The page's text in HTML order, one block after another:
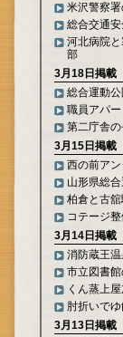
米沢警察
総合交通
河北病院
部
3月18日掲載
総合運動
職員アパ
第二庁舎
3月15日掲載
西の前ア
山形県総
柏倉と古
コテージ
3月14日掲載
消防蔵王
市立図書
くん蒸上
肘折いで
3月13日掲載